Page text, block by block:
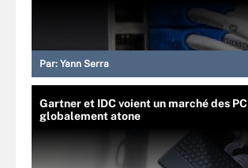
Par: Yann Serra
Gartner et IDC voient un marché des PC
globalement atone